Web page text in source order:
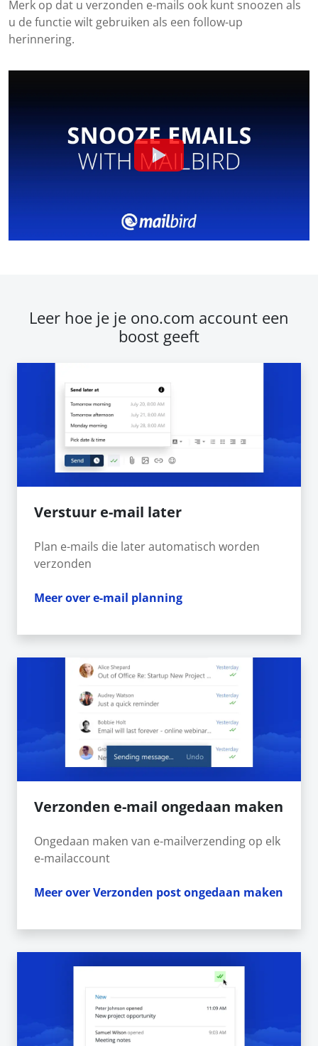
Merk op dat u verzonden e-mails ook kunt snoozen als
u de functie wilt gebruiken als een follow-up
herinnering.
Leer hoe je je ono.com account een
boost geeft
Verstuur e-mail later
Plan e-mails die later automatisch worden
verzonden
Meer over e-mail planning
Verzonden e-mail ongedaan maken
Ongedaan maken van e-mailverzending op elk
e-mailaccount
Meer over Verzonden post ongedaan maken